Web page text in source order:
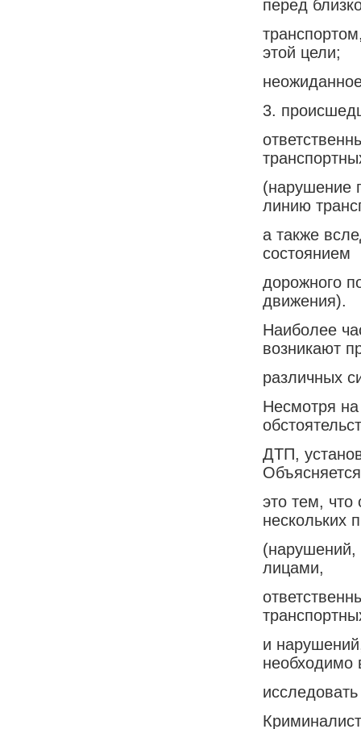
перед
этой цели;
3.
(нарушение
линию
а также
состоянием
дорожного
движения).
Наиболее
возникают
различных
Несмотря
ДТП,
Объясняется
это тем, что
нескольких
лицами,
и
необходимо